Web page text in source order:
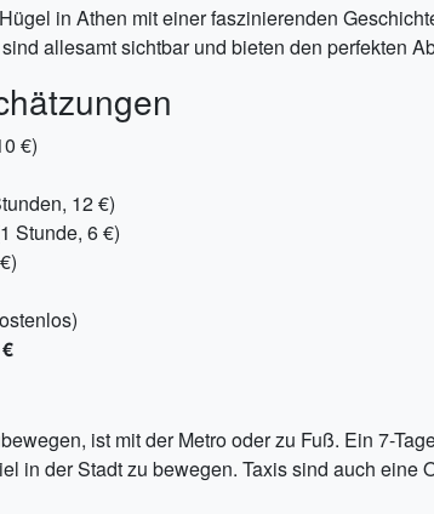
in Athen mit einer faszinierenden
allesamt sichtbar und bieten den perfekten
€)
12 €)
Stunde, 6 €)
ist mit der Metro oder zu Fuß. Ein 7-
in der Stadt zu bewegen. Taxis sind auch